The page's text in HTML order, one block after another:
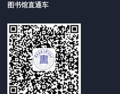
图书馆直通车